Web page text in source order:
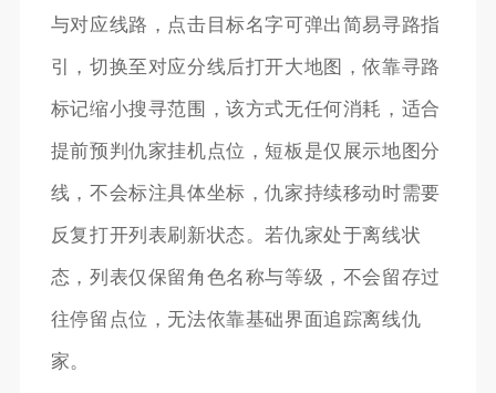
与对应线路，点击目标名字可弹出简易寻路指
引，切换至对应分线后打开大地图，依靠寻路
标记缩小搜寻范围，该方式无任何消耗，适合
提前预判仇家挂机点位，短板是仅展示地图分
线，不会标注具体坐标，仇家持续移动时需要
反复打开列表刷新状态。若仇家处于离线状
态，列表仅保留角色名称与等级，不会留存过
往停留点位，无法依靠基础界面追踪离线仇
家。